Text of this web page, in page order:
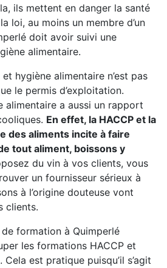
ils mettent en danger la santé
loi, au moins un membre d’un
doit avoir suivi une
alimentaire.
hygiène alimentaire n’est pas
le permis d’exploitation.
alimentaire a aussi un rapport
En effet, la HACCP et la
des aliments incite à faire
tout aliment, boissons y
du vin à vos clients, vous
un fournisseur sérieux à
à l’origine douteuse vont
clients.
formation à Quimperlé
les formations HACCP et
est pratique puisqu’il s’agit